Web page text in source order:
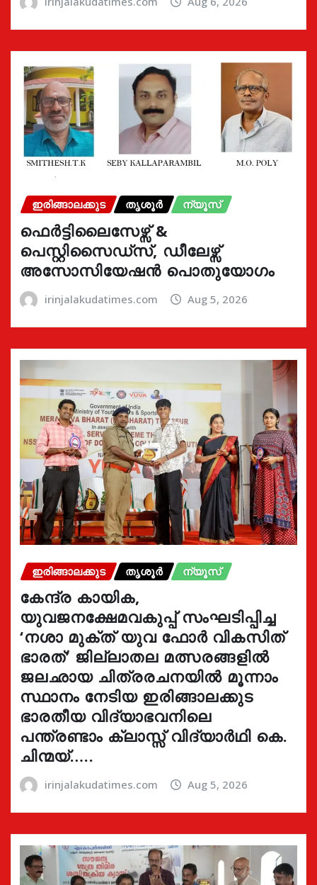
ഇരിങ്ങാലക്കുട തൃശൂർ ന്യൂസ്
ഫെർട്ടിലൈസേഴ്സ് &
പെസ്റ്റിസൈഡ്സ്, ഡീലേഴ്സ്
അസോസിയേഷൻ പൊതുയോഗം
irinjalakudatimes.com Aug 5, 2026
ഇരിങ്ങാലക്കുട തൃശൂർ ന്യൂസ്
കേന്ദ്ര കായിക,
യുവജനക്ഷേമവകുപ്പ് സംഘടിപ്പിച്ച
‘നശാ മുക്ത് യുവ ഫോർ വികസിത്
ഭാരത്’ ജില്ലാതല മത്സരങ്ങളിൽ
ജലഛായ ചിത്രരചനയിൽ മൂന്നാം
സ്ഥാനം നേടിയ ഇരിങ്ങാലക്കുട
ഭാരതീയ വിദ്യാഭവനിലെ
പന്ത്രണ്ടാം ക്ലാസ്സ് വിദ്യാർഥി കെ.
ചിന്മയ്…..
irinjalakudatimes.com Aug 5, 2026